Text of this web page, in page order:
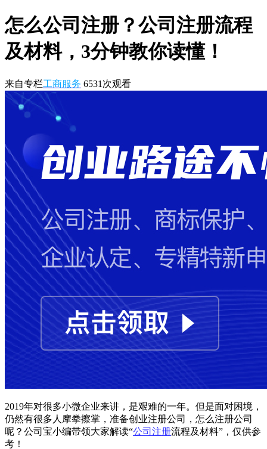
怎么公司注册？公司注册流程
及材料，3分钟教你读懂！
来自专栏工商服务 6531 次观看
2019年对很多小微企业来讲，是艰难的一年。但是面对困境，
仍然有很多人摩拳擦掌，准备创业注册公司，怎么注册公司
呢？公司宝小编带领大家解读“公司注册流程及材料”，仅供参
考！